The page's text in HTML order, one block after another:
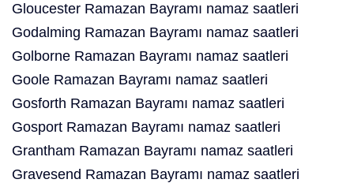
Gloucester Ramazan Bayramı namaz saatleri
Godalming Ramazan Bayramı namaz saatleri
Golborne Ramazan Bayramı namaz saatleri
Goole Ramazan Bayramı namaz saatleri
Gosforth Ramazan Bayramı namaz saatleri
Gosport Ramazan Bayramı namaz saatleri
Grantham Ramazan Bayramı namaz saatleri
Gravesend Ramazan Bayramı namaz saatleri